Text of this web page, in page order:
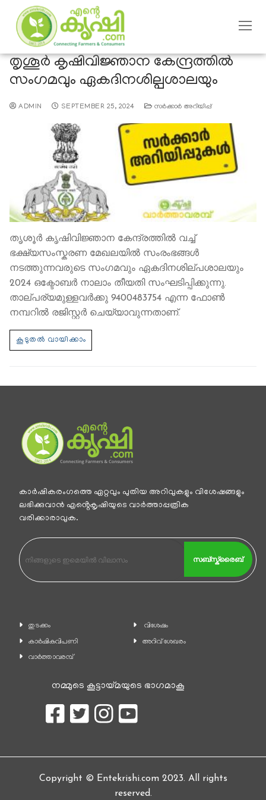
തൃശൂര്‍ കൃഷിവിജ്ഞാന കേന്ദ്രത്തില്‍
സംഗമവും ഏകദിനശില്പശാലയും
ADMIN SEPTEMBER 25, 2024 സര്‍ക്കാര്‍ അറിയിപ്പ്
തൃശൂര്‍ കൃഷിവിജ്ഞാന കേന്ദ്രത്തില്‍ വച്ച്
ഭക്ഷ്യസംസ്കരണ മേഖലയില്‍ സംരംഭങ്ങള്‍
നടത്തുന്നവരുടെ സംഗമവും ഏകദിനശില്പശാലയും
2024 ഒക്ടോബര്‍ നാലാം തീയതി സംഘടിപ്പിക്കുന്നു.
താല്പര്യമുള്ളവര്‍ക്കു 9400483754 എന്ന ഫോണ്‍
നമ്പറിൽ രജിസ്റ്റർ ചെയ്യാവുന്നതാണ്.
കാര്‍ഷികരംഗത്തെ ഏറ്റവും പുതിയ അറിവുകളും വിശേഷങ്ങളും
ലഭിക്കുവാന്‍ എൻ്റെകൃഷിയുടെ വാര്‍ത്താപ്പത്രിക
വരിക്കാരാവുക.
സബ്സ്ക്രൈബ്
തുടക്കം
കാ‍ർഷികവിപണി
വാര്‍ത്താവരമ്പ്
വിശേഷം
അറിവ് ശേഖരം
നമ്മുടെ കൂട്ടായ്മയുടെ ഭാഗമാകൂ
Copyright © Entekrishi.com 2023. All rights
reserved.